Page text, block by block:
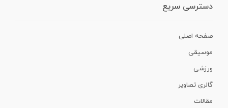
دسترسی سریع
صفحه اصلی
موسیقی
ورزشی
گالری تصاویر
مقالات